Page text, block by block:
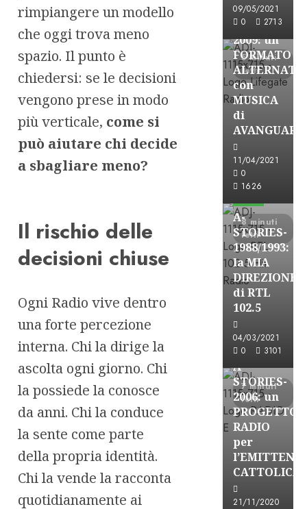
rimpiangere un modello
che oggi trova meno
spazio. Il punto è
chiedersi: se le decisioni
vengono prese in modo
più verticale, come si
può aiutare chi decide
a sbagliare meno?
Il rischio delle
decisioni chiuse
Ogni Radio vive dentro
una forte percezione
interna. Chi la dirige la
ascolta ogni giorno. Chi
la possiede la conosce
da anni. Chi la conduce
la sente come parte
della propria identità.
Chi la vende la racconta
quotidianamente ai
09/05/2021
0
2713
5 minuti
letti
A-
STORIES-
2009: un
FORMATO
con
MUSICA
di
11/04/2021
0
1626
8 minuti
letti
A-Stories
Formazione
A-
STORIES-
1988/1993:
la MIA
DIREZIONE
di RTL
102.5
04/03/2021
0
3101
7 minuti
letti
A-Stories
Formazione
FREE
A-
STORIES-
2006: un
PROGETTO
RADIO
per
CATTOLICA
21/11/2020
A-Stories
FREE